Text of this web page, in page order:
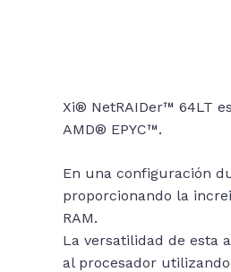
Xi® NetRAIDer™ 64LT
AMD® EPYC™.
En una configuración
proporcionando la
RAM.
La versatilidad de esta
al procesador utilizando